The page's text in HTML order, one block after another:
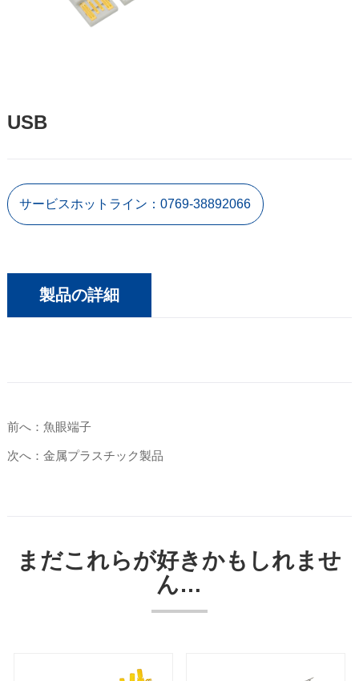
USB
サービスホットライン：0769-38892066
製品の詳細
前へ：魚眼端子
次へ：金属プラスチック製品
まだこれらが好きかもしれませ
ん…